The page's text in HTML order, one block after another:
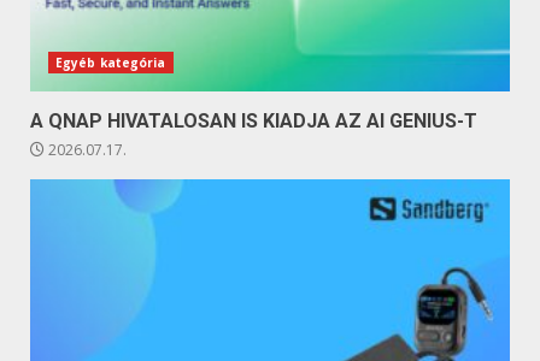
Egyéb kategória
A QNAP HIVATALOSAN IS KIADJA AZ AI GENIUS-T
2026.07.17.